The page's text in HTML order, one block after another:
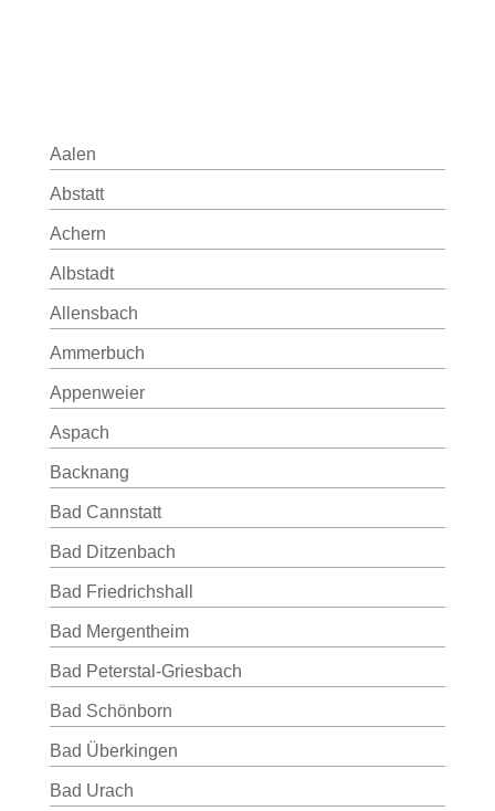
Aalen
Abstatt
Achern
Albstadt
Allensbach
Ammerbuch
Appenweier
Aspach
Backnang
Bad Cannstatt
Bad Ditzenbach
Bad Friedrichshall
Bad Mergentheim
Bad Peterstal-Griesbach
Bad Schönborn
Bad Überkingen
Bad Urach